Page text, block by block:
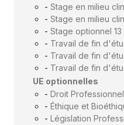
- Stage en milieu
- Stage en milieu
- Stage optionnel 13
- Travail de fin
- Travail de fin
- Travail de fin
UE optionnelles
- Droit Professionnel
- Éthique et
- Législation